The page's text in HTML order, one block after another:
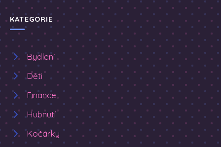
KATEGORIE
Bydlení
Děti
Finance
Hubnutí
Kočárky